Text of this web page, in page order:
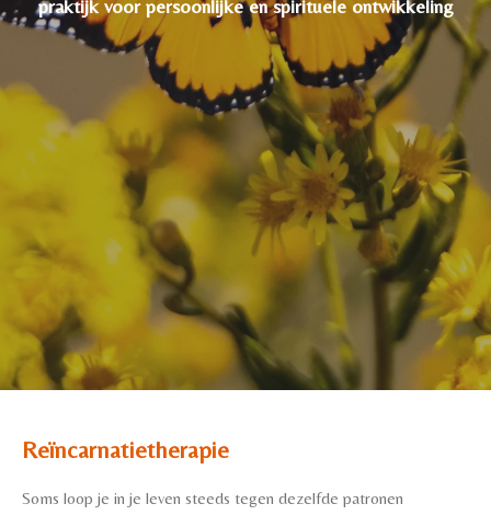
praktijk voor persoonlijke en spirituele ontwikkeling
Reïncarnatietherapie
Soms loop je in je leven steeds tegen dezelfde patronen